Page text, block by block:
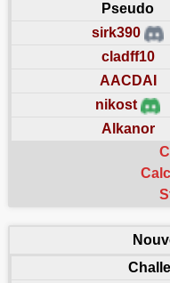
Pseudo
sirk390
cladff10
AACDAI
nikost
Alkanor